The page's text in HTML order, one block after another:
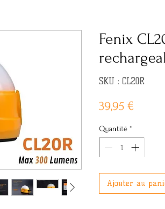
Fenix
SKU : CL20R
39,95 €
Quantité *
Ajouter au